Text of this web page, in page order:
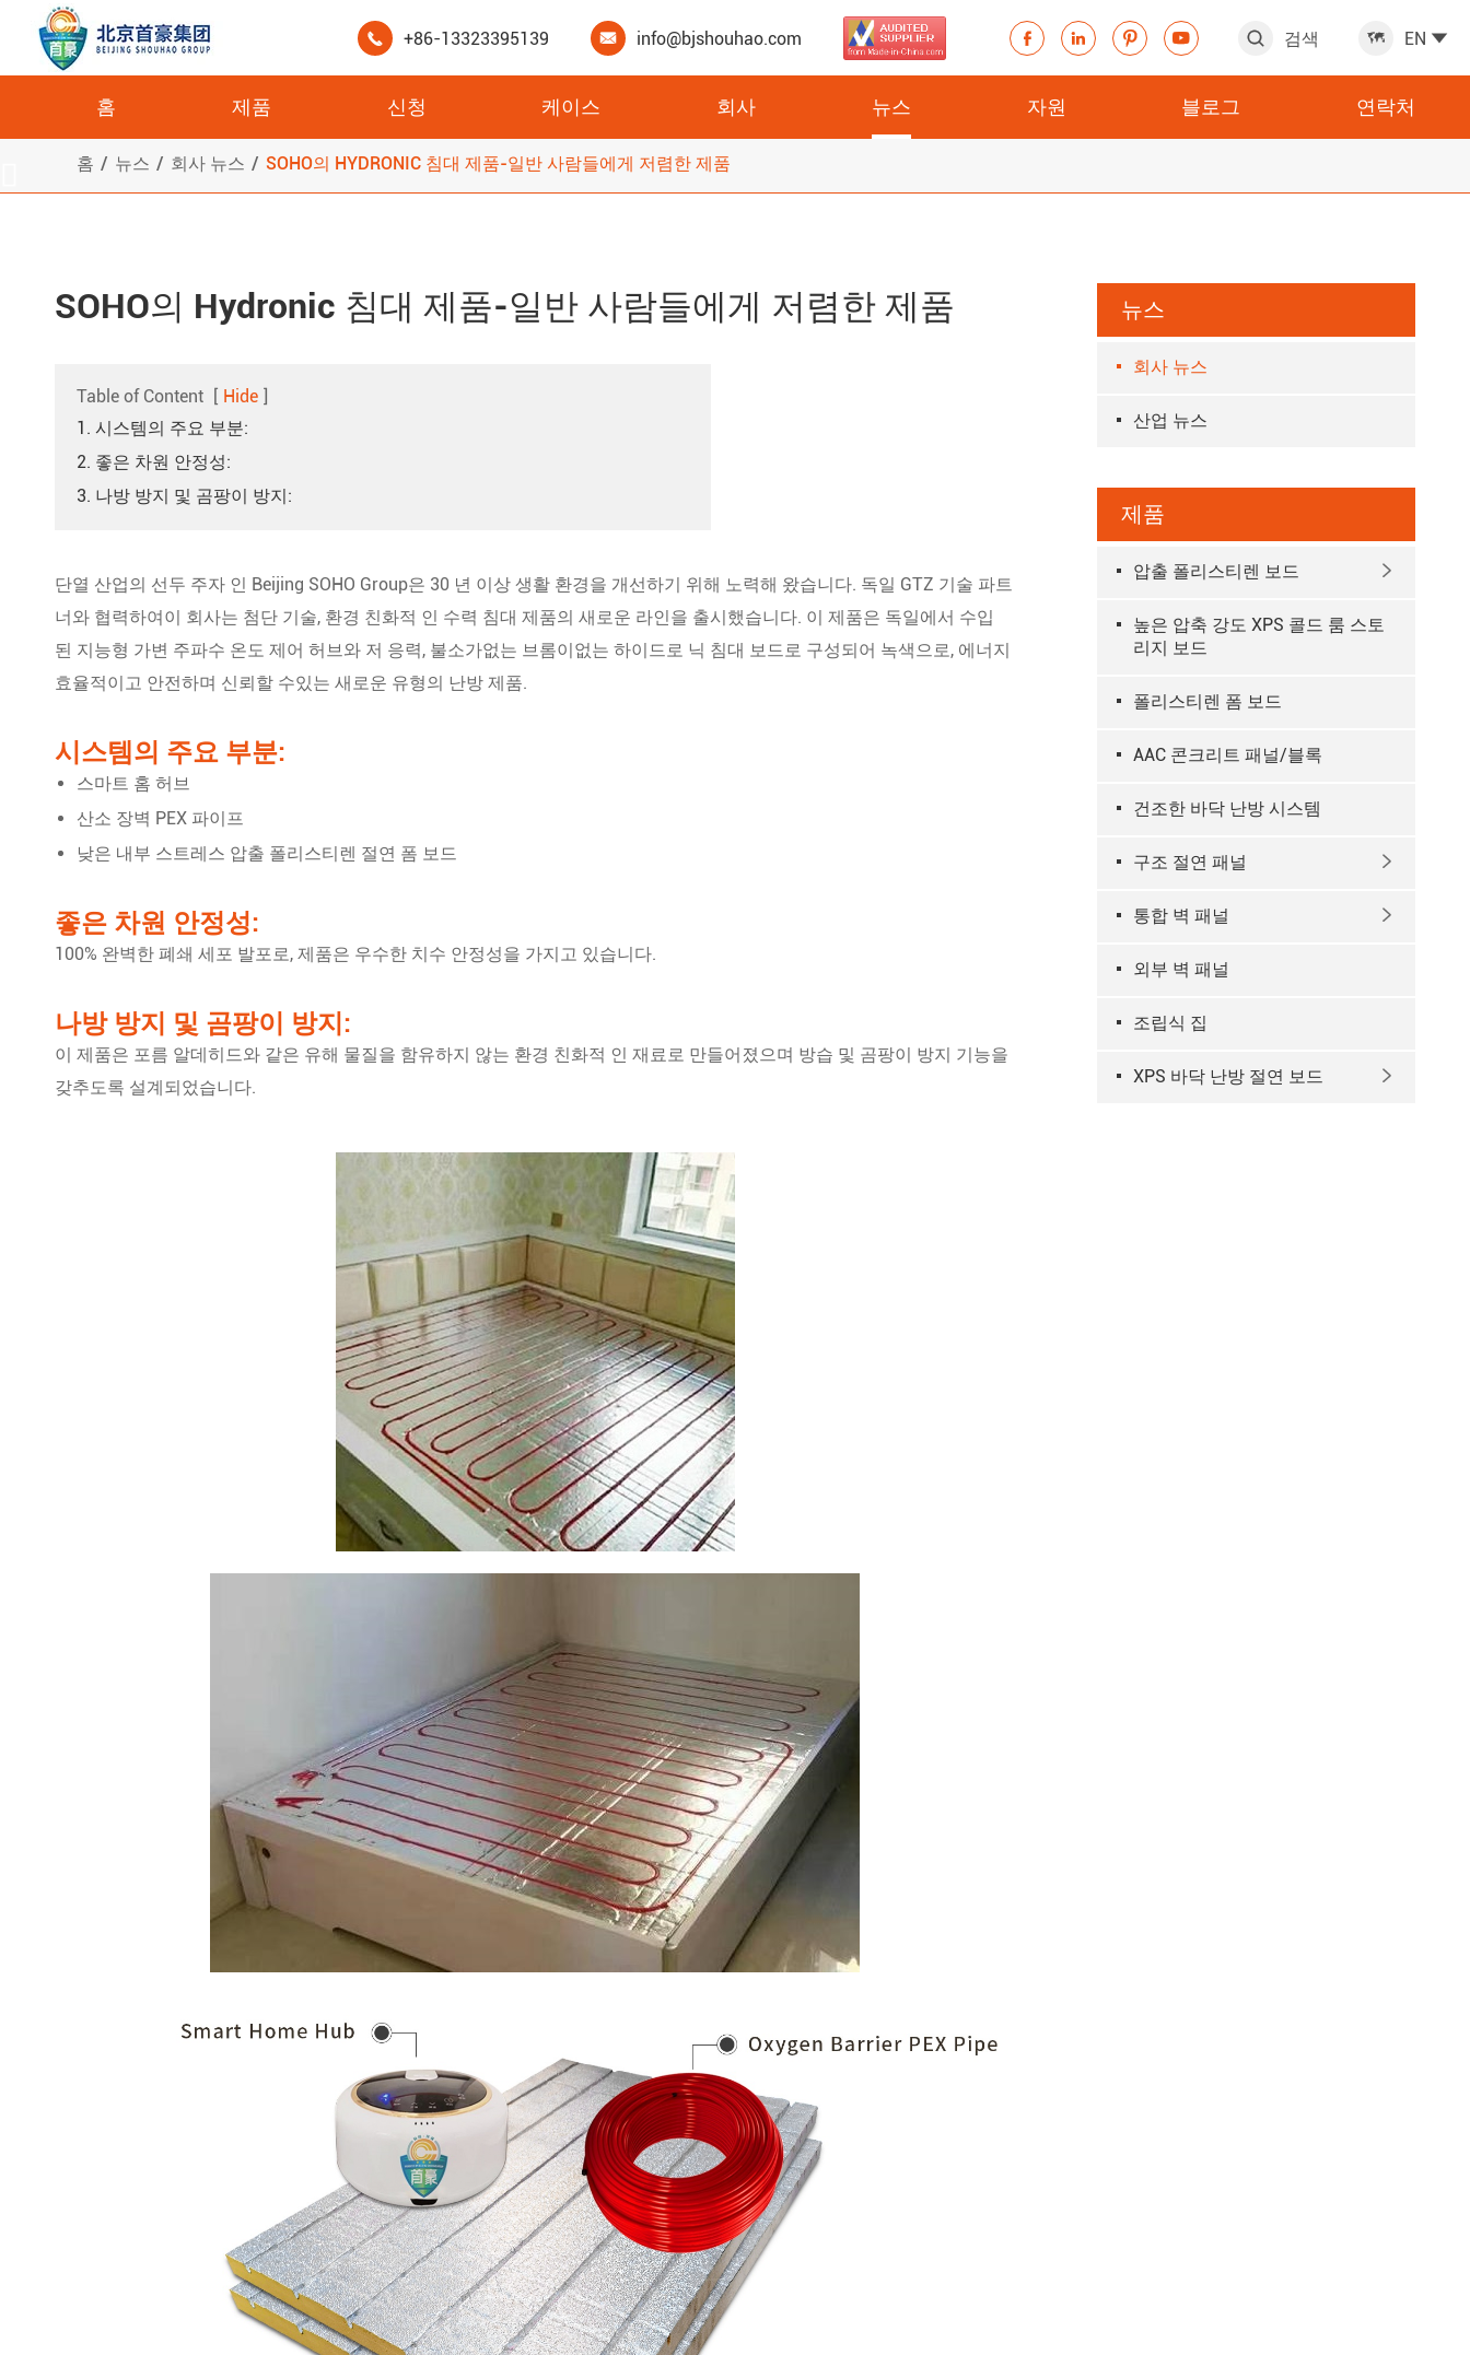
 +86-13323395139  info@bjshouhao.com      검색  EN 
홈 제품 신청 케이스 회사 뉴스 자원 블로그 연락처
홈 뉴스 회사 뉴스 SOHO의 HYDRONIC 침대 제품-일반 사람들에게 저렴한 제품
SOHO의 Hydronic 침대 제품-일반 사람들에게 저렴한 제품
Table of Content [ Hide ]
1. 시스템의 주요 부분:
2. 좋은 차원 안정성:
3. 나방 방지 및 곰팡이 방지:
단열 산업의 선두 주자 인 Beijing SOHO Group은 30 년 이상 생활 환경을 개선하기 위해 노력해 왔습니다. 독일 GTZ 기술 파트
너와 협력하여이 회사는 첨단 기술, 환경 친화적 인 수력 침대 제품의 새로운 라인을 출시했습니다. 이 제품은 독일에서 수입
된 지능형 가변 주파수 온도 제어 허브와 저 응력, 불소가없는 브롬이없는 하이드로 닉 침대 보드로 구성되어 녹색으로, 에너지
효율적이고 안전하며 신뢰할 수있는 새로운 유형의 난방 제품.
시스템의 주요 부분:
스마트 홈 허브
산소 장벽 PEX 파이프
낮은 내부 스트레스 압출 폴리스티렌 절연 폼 보드
좋은 차원 안정성:
100% 완벽한 폐쇄 세포 발포로, 제품은 우수한 치수 안정성을 가지고 있습니다.
나방 방지 및 곰팡이 방지:
이 제품은 포름 알데히드와 같은 유해 물질을 함유하지 않는 환경 친화적 인 재료로 만들어졌으며 방습 및 곰팡이 방지 기능을
갖추도록 설계되었습니다.
뉴스
회사 뉴스
산업 뉴스
제품
압출 폴리스티렌 보드 
높은 압축 강도 XPS 콜드 룸 스토
리지 보드
폴리스티렌 폼 보드
AAC 콘크리트 패널/블록
건조한 바닥 난방 시스템
구조 절연 패널 
통합 벽 패널 
외부 벽 패널
조립식 집
XPS 바닥 난방 절연 보드 